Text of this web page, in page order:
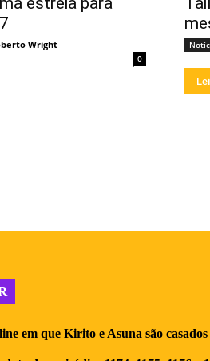
Wright -
0
em que Kirito e Asuna são